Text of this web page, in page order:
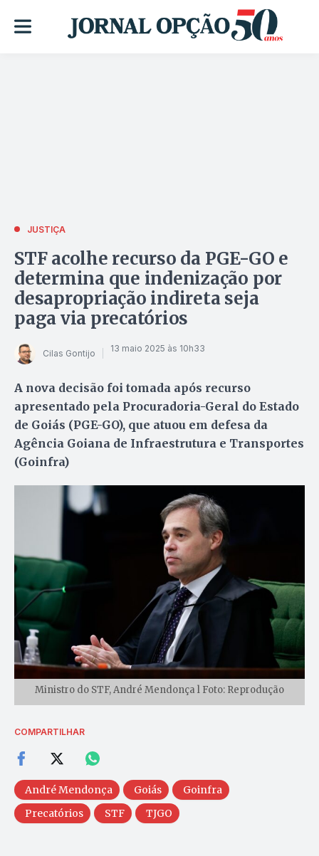
JUSTIÇA
STF acolhe recurso da PGE-GO e
determina que indenização por
desapropriação indireta seja
paga via precatórios
Cilas Gontijo 13 maio 2025 às 10h33
A nova decisão foi tomada após recurso
apresentado pela Procuradoria-Geral do Estado
de Goiás (PGE-GO), que atuou em defesa da
Agência Goiana de Infraestrutura e Transportes
(Goinfra)
Ministro do STF, André Mendonça l Foto: Reprodução
COMPARTILHAR
André Mendonça Goiás
Goinfra
Precatórios
STF TJGO